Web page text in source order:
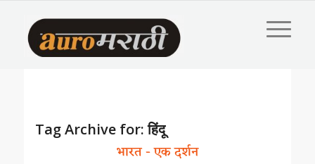
Tag Archive for:हिंदू
भारत - एक दर्शन